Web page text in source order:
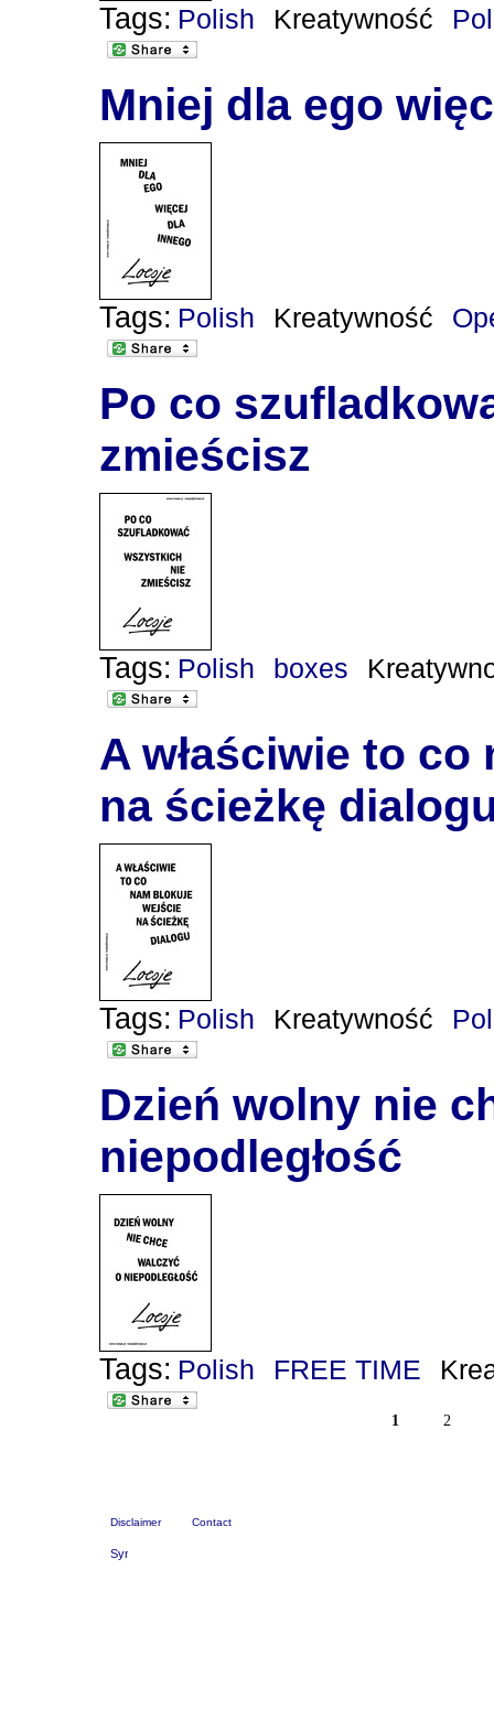
Tags: Polish Kreatywność
Mniej dla ego
Tags: Polish Kreatywność
Po co
zmieścisz
Tags: Polish boxes
A właściwie to
na ścieżkę
Tags: Polish Kreatywność
Dzień wolny nie
niepodległość
Tags: Polish FREE TIME
1 2
Disclaimer Contact